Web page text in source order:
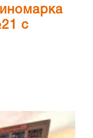
с